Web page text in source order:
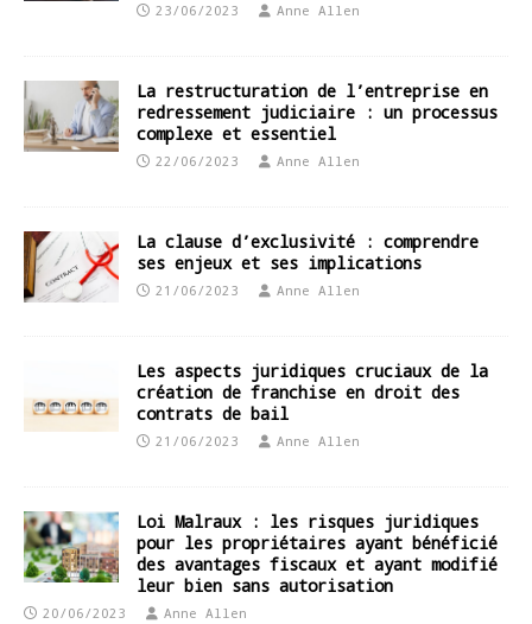
23/06/2023 Anne Allen
La restructuration de l’entreprise en
redressement judiciaire : un processus
complexe et essentiel
22/06/2023 Anne Allen
La clause d’exclusivité : comprendre
ses enjeux et ses implications
21/06/2023 Anne Allen
Les aspects juridiques cruciaux de la
création de franchise en droit des
contrats de bail
21/06/2023 Anne Allen
Loi Malraux : les risques juridiques
pour les propriétaires ayant bénéficié
des avantages fiscaux et ayant modifié
leur bien sans autorisation
20/06/2023 Anne Allen